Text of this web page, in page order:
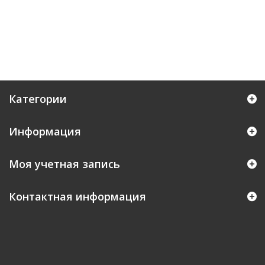
Категории
Информация
Моя учетная запись
Контактная информация